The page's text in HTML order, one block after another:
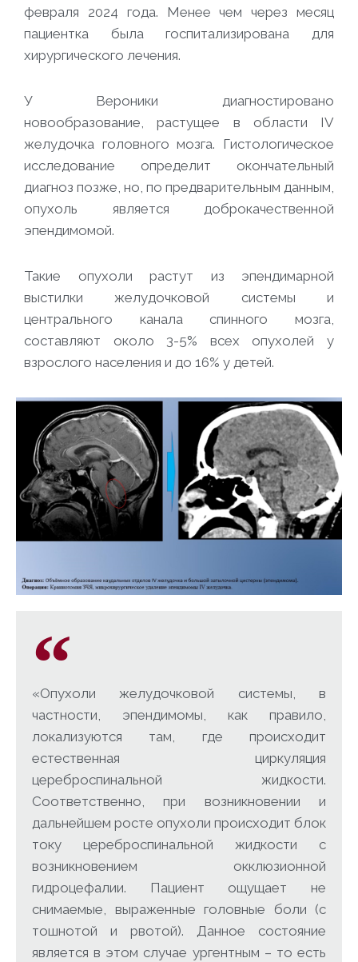
февраля 2024 года. Менее чем через месяц
пациентка была госпитализирована для
хирургического лечения.
У Вероники диагностировано
новообразование, растущее в области IV
желудочка головного мозга. Гистологическое
исследование определит окончательный
диагноз позже, но, по предварительным данным,
опухоль является доброкачественной
эпендимомой.
Такие опухоли растут из эпендимарной
выстилки желудочковой системы и
центрального канала спинного мозга,
составляют около 3-5% всех опухолей у
взрослого населения и до 16% у детей.
«Опухоли желудочковой системы, в
частности, эпендимомы, как правило,
локализуются там, где происходит
естественная циркуляция
цереброспинальной жидкости.
Соответственно, при возникновении и
дальнейшем росте опухоли происходит блок
току цереброспинальной жидкости с
возникновением окклюзионной
гидроцефалии. Пациент ощущает не
снимаемые, выраженные головные боли (с
тошнотой и рвотой). Данное состояние
является в этом случае ургентным – то есть